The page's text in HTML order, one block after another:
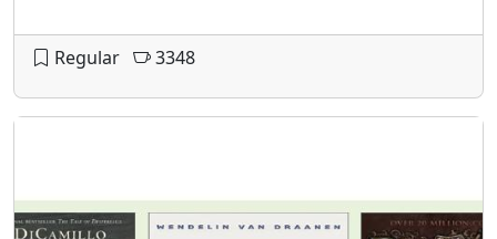
Regular 3348